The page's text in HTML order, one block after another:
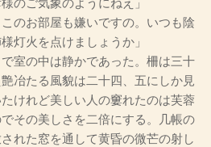
のご気象のようにねえ」
のお部屋も嫌いですの。いつも陰
灯火を点けましょうか」
室の中は静かであった。柵は三十
冶たる風貌は二十四、五にしか見
けれど美しい人の窶れたのは芙蓉
その美しさを二倍にする。几帳の
れた窓を通して黄昏の微芒の射し